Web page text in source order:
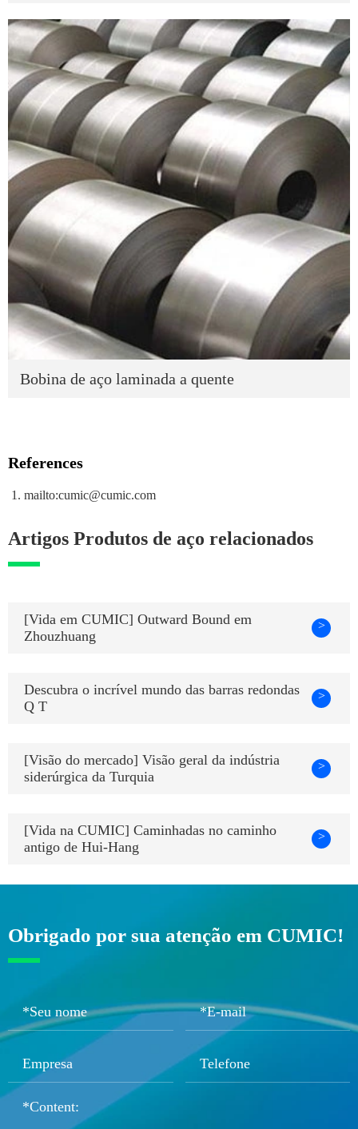
Bobina de aço laminada a quente
References
mailto:cumic@cumic.com
Artigos Produtos de aço relacionados
[Vida em CUMIC] Outward Bound em
Zhouzhuang
>
Descubra o incrível mundo das barras redondas
Q T
>
[Visão do mercado] Visão geral da indústria
siderúrgica da Turquia
>
[Vida na CUMIC] Caminhadas no caminho
antigo de Hui-Hang
>
Obrigado por sua atenção em CUMIC!